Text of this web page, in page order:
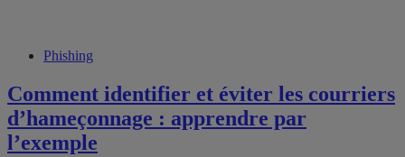
Phishing
Comment identifier et éviter les courriers
d’hameçonnage : apprendre par
l’exemple